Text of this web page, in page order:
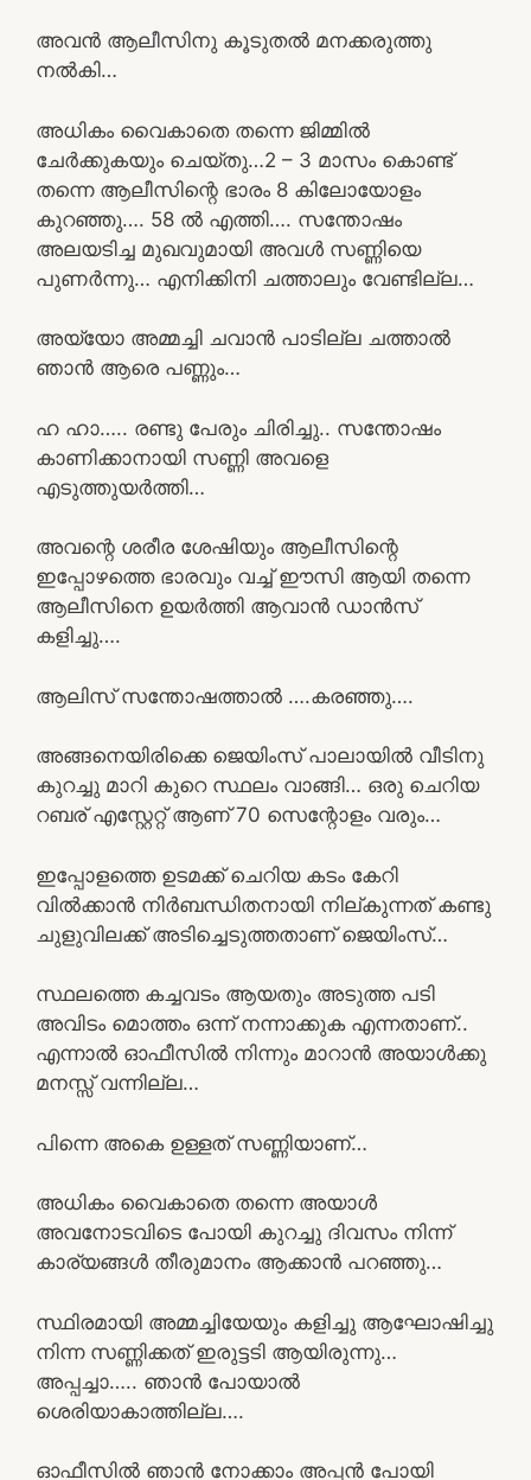
അവൻ ആലീസിനു കൂടുതൽ മനക്കരുത്തു
നൽകി…
അധികം വൈകാതെ തന്നെ ജിമ്മിൽ
ചേർക്കുകയും ചെയ്തു…2 – 3 മാസം കൊണ്ട്
തന്നെ ആലീസിന്റെ ഭാരം 8 കിലോയോളം
കുറഞ്ഞു…. 58 ൽ എത്തി…. സന്തോഷം
അലയടിച്ച മുഖവുമായി അവൾ സണ്ണിയെ
പുണർന്നു… എനിക്കിനി ചത്താലും വേണ്ടില്ല…
അയ്യോ അമ്മച്ചി ചവാൻ പാടില്ല ചത്താൽ
ഞാൻ ആരെ പണ്ണും…
ഹ ഹാ….. രണ്ടു പേരും ചിരിച്ചു.. സന്തോഷം
കാണിക്കാനായി സണ്ണി അവളെ
എടുത്തുയർത്തി…
അവന്റെ ശരീര ശേഷിയും ആലീസിന്റെ
ഇപ്പോഴത്തെ ഭാരവും വച്ച് ഈസി ആയി തന്നെ
ആലീസിനെ ഉയർത്തി ആവാൻ ഡാൻസ്
കളിച്ചു….
ആലിസ് സന്തോഷത്താൽ ….കരഞ്ഞു….
അങ്ങനെയിരിക്കെ ജെയിംസ് പാലായിൽ വീടിനു
കുറച്ചു മാറി കുറെ സ്ഥലം വാങ്ങി… ഒരു ചെറിയ
റബര് എസ്റ്റേറ്റ് ആണ് 70 സെന്റോളം വരും…
ഇപ്പോളത്തെ ഉടമക്ക് ചെറിയ കടം കേറി
വിൽക്കാൻ നിർബന്ധിതനായി നില്കുന്നത് കണ്ടു
ചുളുവിലക്ക് അടിച്ചെടുത്തതാണ് ജെയിംസ്…
സ്ഥലത്തെ കച്ചവടം ആയതും അടുത്ത പടി
അവിടം മൊത്തം ഒന്ന് നന്നാക്കുക എന്നതാണ്..
എന്നാൽ ഓഫീസിൽ നിന്നും മാറാൻ അയാൾക്കു
മനസ്സ് വന്നില്ല…
പിന്നെ അകെ ഉള്ളത് സണ്ണിയാണ്…
അധികം വൈകാതെ തന്നെ അയാൾ
അവനോടവിടെ പോയി കുറച്ചു ദിവസം നിന്ന്
കാര്യങ്ങൾ തീരുമാനം ആക്കാൻ പറഞ്ഞു…
സ്ഥിരമായി അമ്മച്ചിയേയും കളിച്ചു ആഘോഷിച്ചു
നിന്ന സണ്ണിക്കത് ഇരുട്ടടി ആയിരുന്നു…
അപ്പച്ചാ….. ഞാൻ പോയാൽ
ശെരിയാകാത്തില്ല….
ഓഫീസിൽ ഞാൻ നോക്കാം അപ്പൻ പോയി